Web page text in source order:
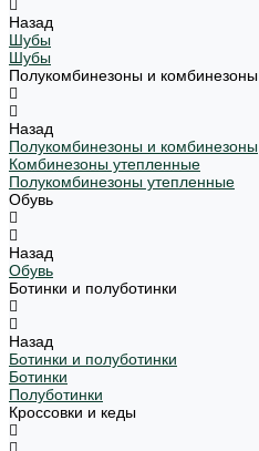
Назад
Шубы
Шубы
Полукомбинезоны и комбинезоны
Назад
Полукомбинезоны и комбинезоны
Комбинезоны утепленные
Полукомбинезоны утепленные
Обувь
Назад
Обувь
Ботинки и полуботинки
Назад
Ботинки и полуботинки
Ботинки
Полуботинки
Кроссовки и кеды